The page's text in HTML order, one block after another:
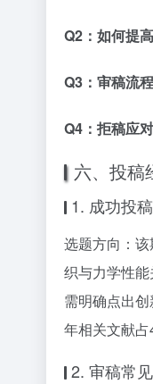
Q2：如何提
Q3：审稿流
Q4：拒稿应
六、投稿
1. 成功投
选题方向：
织与力学性
需明确点出
年相关文献占
2. 审稿常